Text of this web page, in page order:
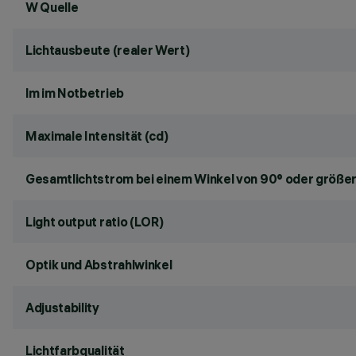
W Quelle
Lichtausbeute (realer Wert)
lm im Notbetrieb
Maximale Intensität (cd)
Gesamtlichtstrom bei einem Winkel von 90° oder
Light output ratio (LOR)
Optik und Abstrahlwinkel
Adjustability
Lichtfarbqualität